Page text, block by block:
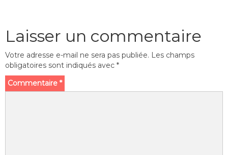
Laisser un commentaire
Votre adresse e-mail ne sera pas publiée. Les champs
obligatoires sont indiqués avec *
Commentaire *